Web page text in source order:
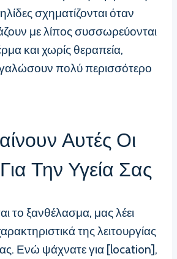
σχηματίζονται όταν
με λίπος συσσωρεύονται
και χωρίς θεραπεία,
πολύ περισσότερο
Αυτές Οι
Την Υγεία Σας
το ξανθέλασμα, μας λέει
της λειτουργίας
Ενώ ψάχνατε για [location],